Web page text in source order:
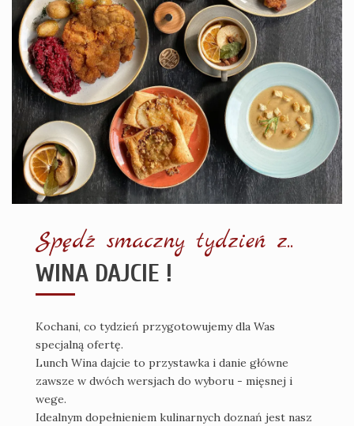
Spędź smaczny tydzień z..
WINA DAJCIE !
Kochani, co tydzień przygotowujemy dla Was
specjalną ofertę.
Lunch Wina dajcie to przystawka i danie główne
zawsze w dwóch wersjach do wyboru - mięsnej i
wege.
Idealnym dopełnieniem kulinarnych doznań jest nasz